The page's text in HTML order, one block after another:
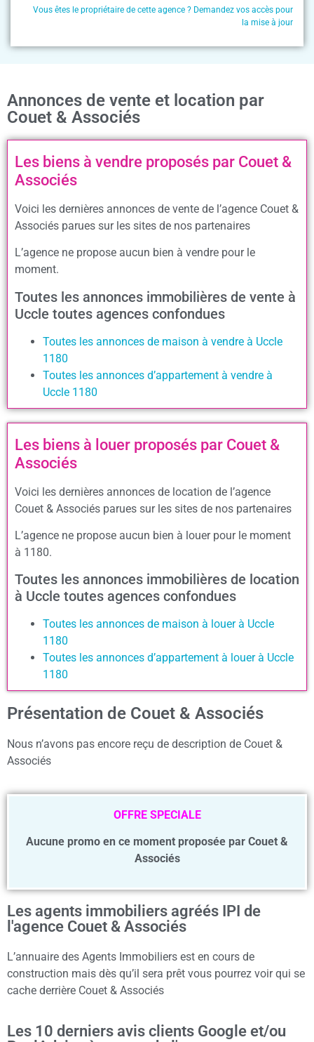
Vous êtes le propriétaire de cette agence ? Demandez vos accès pour
la mise à jour
Annonces de vente et location par
Couet & Associés
Les biens à vendre proposés par Couet &
Associés
Voici les dernières annonces de vente de l’agence Couet &
Associés parues sur les sites de nos partenaires
L’agence ne propose aucun bien à vendre pour le
moment.
Toutes les annonces immobilières de vente à
Uccle toutes agences confondues
Toutes les annonces de maison à vendre à Uccle
1180
Toutes les annonces d’appartement à vendre à
Uccle 1180
Les biens à louer proposés par Couet &
Associés
Voici les dernières annonces de location de l’agence
Couet & Associés parues sur les sites de nos partenaires
L’agence ne propose aucun bien à louer pour le moment
à 1180.
Toutes les annonces immobilières de location
à Uccle toutes agences confondues
Toutes les annonces de maison à louer à Uccle
1180
Toutes les annonces d’appartement à louer à Uccle
1180
Présentation de Couet & Associés
Nous n’avons pas encore reçu de description de Couet &
Associés
OFFRE SPECIALE
Aucune promo en ce moment proposée par Couet &
Associés
Les agents immobiliers agréés IPI de
l'agence Couet & Associés
L’annuaire des Agents Immobiliers est en cours de
construction mais dès qu’il sera prêt vous pourrez voir qui se
cache derrière Couet & Associés
Les 10 derniers avis clients Google et/ou